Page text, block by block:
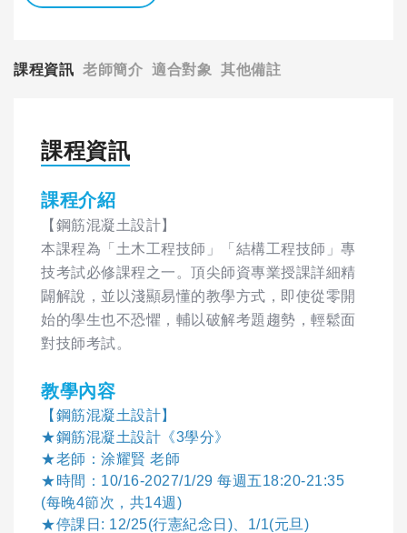
課程資訊 老師簡介 適合對象 其他備註
課程資訊
課程介紹
【鋼筋混凝土設計】
本課程為「土木工程技師」「結構工程技師」專
技考試必修課程之一。頂尖師資專業授課詳細精
闢解說，並以淺顯易懂的教學方式，即使從零開
始的學生也不恐懼，輔以破解考題趨勢，輕鬆面
對技師考試。
教學內容
【鋼筋混凝土設計】
★鋼筋混凝土設計《3學分》
★老師：涂耀賢 老師
★時間：10/16-2027/1/29 每週五18:20-21:35
(每晚4節次，共14週)
★停課日: 12/25(行憲紀念日)、1/1(元旦)